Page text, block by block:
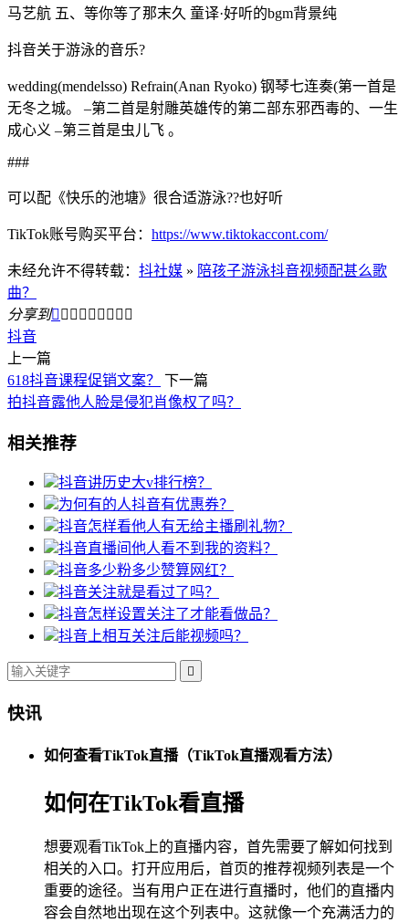
马艺航 五、等你等了那末久 童译·好听的bgm背景纯
抖音关于游泳的音乐?
wedding(mendelsso) Refrain(Anan Ryoko) 钢琴七连奏(第一首是
无冬之城。 –第二首是射雕英雄传的第二部东邪西毒的、一生
成心义 –第三首是虫儿飞 。
###
可以配《快乐的池塘》很合适游泳??也好听
TikTok账号购买平台： https://www.tiktokaccont.com/
未经允许不得转载： 抖社媒 » 陪孩子游泳抖音视频配甚么歌
曲？
分享到        
抖音
上一篇
618抖音课程促销文案？
下一篇
拍抖音露他人脸是侵犯肖像权了吗？
相关推荐
抖音讲历史大v排行榜？
为何有的人抖音有优惠券？
抖音怎样看他人有无给主播刷礼物？
抖音直播间他人看不到我的资料？
抖音多少粉多少赞算网红？
抖音关注就是看过了吗？
抖音怎样设置关注了才能看做品？
抖音上相互关注后能视频吗？

快讯
如何查看TikTok直播（TikTok直播观看方法）
如何在TikTok看直播
想要观看TikTok上的直播内容，首先需要了解如何找到
相关的入口。打开应用后，首页的推荐视频列表是一个
重要的途径。当有用户正在进行直播时，他们的直播内
容会自然地出现在这个列表中。这就像一个充满活力的